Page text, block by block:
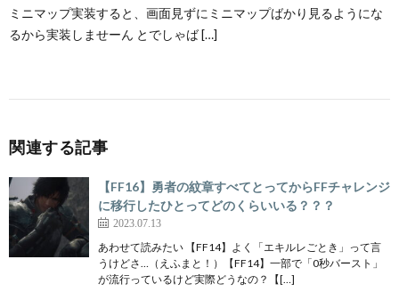
ミニマップ実装すると、画面見ずにミニマップばかり見るようにな
るから実装しませーん とでしゃば […]
関連する記事
【FF16】勇者の紋章すべてとってからFFチャレンジ
に移行したひとってどのくらいいる？？？
2023.07.13
あわせて読みたい 【FF14】よく「エキルレごとき」って言
うけどさ…（えふまと！）【FF14】一部で「0秒バースト」
が流行っているけど実際どうなの？【[…]